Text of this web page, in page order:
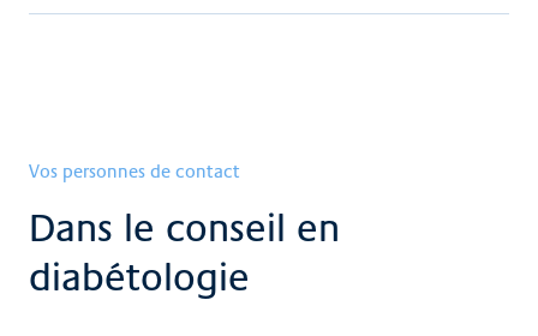
Vos personnes de contact
Dans le conseil en
diabétologie